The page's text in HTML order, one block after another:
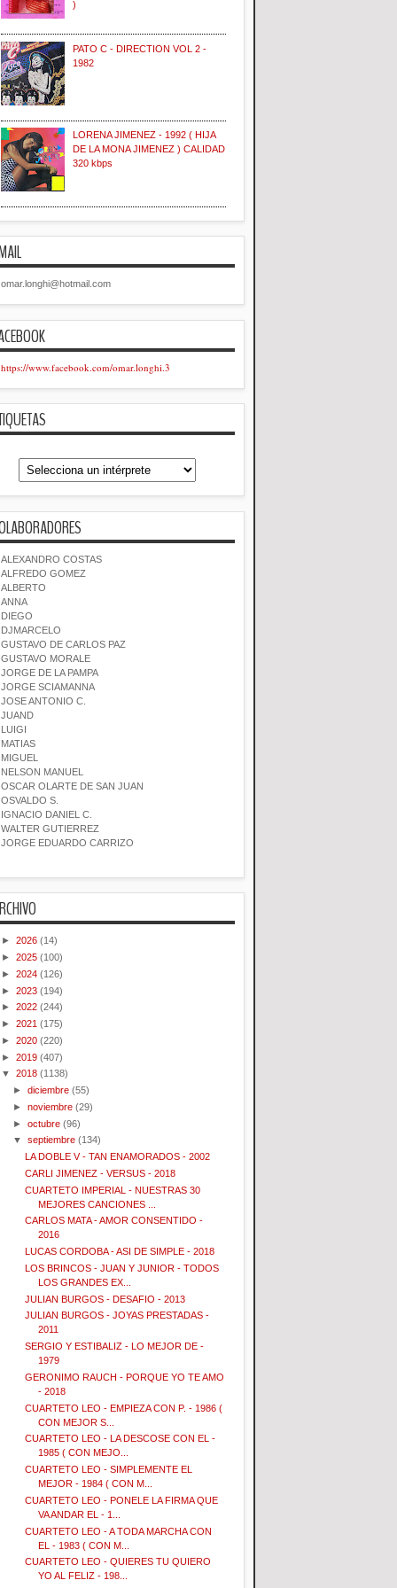
)
PATO C - DIRECTION VOL 2 -
1982
LORENA JIMENEZ - 1992 ( HIJA
DE LA MONA JIMENEZ ) CALIDAD
320 kbps
omar.longhi@hotmail.com
https://www.facebook.com/omar.longhi.3
ALEXANDRO COSTAS
ALFREDO GOMEZ
ALBERTO
ANNA
DIEGO
DJMARCELO
GUSTAVO DE CARLOS PAZ
GUSTAVO MORALE
JORGE DE LA PAMPA
JORGE SCIAMANNA
JOSE ANTONIO C.
JUAND
LUIGI
MATIAS
MIGUEL
NELSON MANUEL
OSCAR OLARTE DE SAN JUAN
OSVALDO S.
IGNACIO DANIEL C.
WALTER GUTIERREZ
JORGE EDUARDO CARRIZO
► 2026 (14)
► 2025 (100)
► 2024 (126)
► 2023 (194)
► 2022 (244)
► 2021 (175)
► 2020 (220)
► 2019 (407)
▼ 2018 (1138)
►diciembre (55)
►noviembre (29)
►octubre (96)
▼septiembre (134)
LA DOBLE V - TAN ENAMORADOS - 2002
CARLI JIMENEZ - VERSUS - 2018
CUARTETO IMPERIAL - NUESTRAS 30
MEJORES CANCIONES ...
CARLOS MATA - AMOR CONSENTIDO -
2016
LUCAS CORDOBA - ASI DE SIMPLE - 2018
LOS BRINCOS - JUAN Y JUNIOR - TODOS
LOS GRANDES EX...
JULIAN BURGOS - DESAFIO - 2013
JULIAN BURGOS - JOYAS PRESTADAS -
2011
SERGIO Y ESTIBALIZ - LO MEJOR DE -
1979
GERONIMO RAUCH - PORQUE YO TE AMO
- 2018
CUARTETO LEO - EMPIEZA CON P. - 1986 (
CON MEJOR S...
CUARTETO LEO - LA DESCOSE CON EL -
1985 ( CON MEJO...
CUARTETO LEO - SIMPLEMENTE EL
MEJOR - 1984 ( CON M...
CUARTETO LEO - PONELE LA FIRMA QUE
VA ANDAR EL - 1...
CUARTETO LEO - A TODA MARCHA CON
EL - 1983 ( CON M...
CUARTETO LEO - QUIERES TU QUIERO
YO AL FELIZ - 198...